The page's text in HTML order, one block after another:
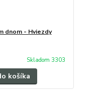
dnom - Hviezdy
Skladom 3303
košíka